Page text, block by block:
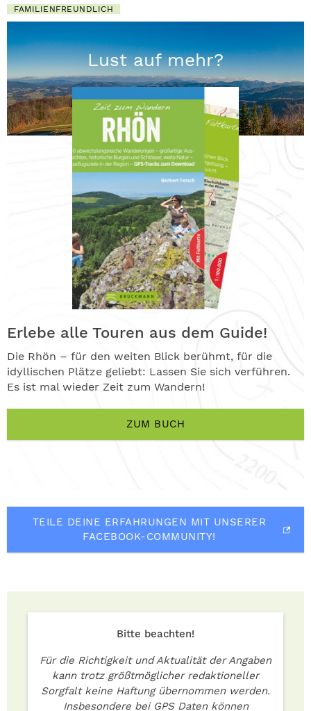
FAMILIENFREUNDLICH
Lust auf mehr?
Erlebe alle Touren aus dem Guide!
Die Rhön – für den weiten Blick berühmt, für die
idyllischen Plätze geliebt: Lassen Sie sich verführen.
Es ist mal wieder Zeit zum Wandern!
ZUM BUCH
TEILE DEINE ERFAHRUNGEN MIT UNSERER
FACEBOOK-COMMUNITY!
Bitte beachten!
Für die Richtigkeit und Aktualität der Angaben
kann trotz größtmöglicher redaktioneller
Sorgfalt keine Haftung übernommen werden.
Insbesondere bei GPS Daten können